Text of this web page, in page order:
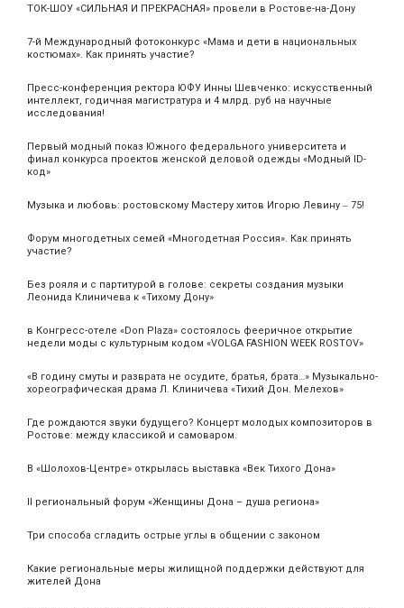
ТОК-ШОУ «СИЛЬНАЯ И ПРЕКРАСНАЯ» провели в Ростове-на-Дону
7-й Международный фотоконкурс «Мама и дети в национальных
костюмах». Как принять участие?
Пресс-конференция ректора ЮФУ Инны Шевченко: искусственный
интеллект, годичная магистратура и 4 млрд. руб на научные
исследования!
Первый модный показ Южного федерального университета и
финал конкурса проектов женской деловой одежды «Модный ID-
код»
Музыка и любовь: ростовскому Мастеру хитов Игорю Левину ‒ 75!
Форум многодетных семей «Многодетная Россия». Как принять
участие?
Без рояля и с партитурой в голове: секреты создания музыки
Леонида Клиничева к «Тихому Дону»
в Конгресс-отеле «Don Plaza» состоялось фееричное открытие
недели моды с культурным кодом «VOLGA FASHION WEEK ROSTOV»
«В годину смуты и разврата не осудите, братья, брата…» Музыкально-
хореографическая драма Л. Клиничева «Тихий Дон. Мелехов»
Где рождаются звуки будущего? Концерт молодых композиторов в
Ростове: между классикой и самоваром.
В «Шолохов-Центре» открылась выставка «Век Тихого Дона»
II региональный форум «Женщины Дона – душа региона»
Три способа сгладить острые углы в общении с законом
Какие региональные меры жилищной поддержки действуют для
жителей Дона